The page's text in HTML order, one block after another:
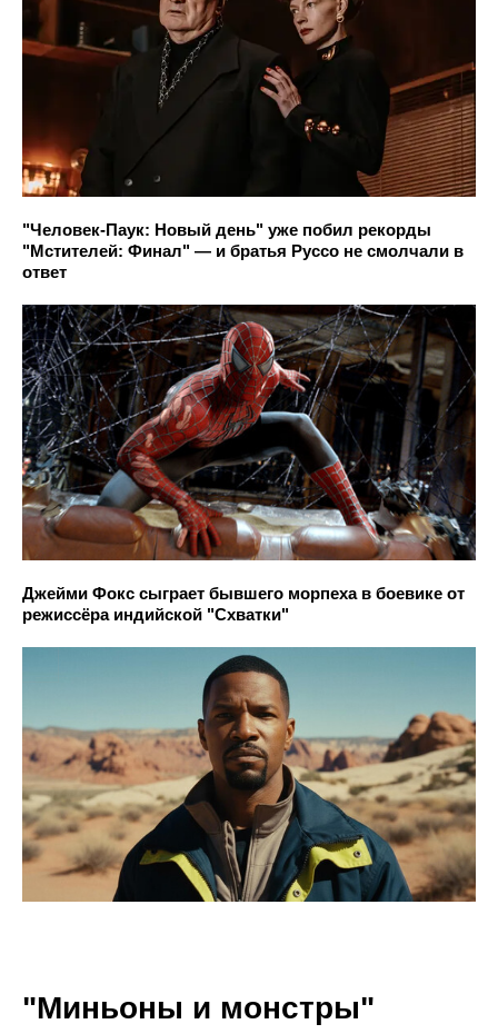
"Человек-Паук: Новый день" уже побил рекорды
"Мстителей: Финал" — и братья Руссо не смолчали в
ответ
Джейми Фокс сыграет бывшего морпеха в боевике от
режиссёра индийской "Схватки"
"Миньоны и монстры"